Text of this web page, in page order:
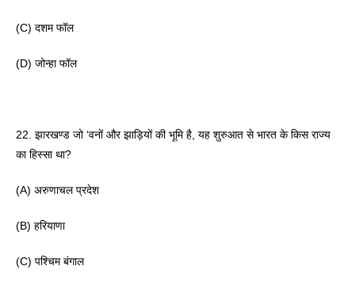
(C) दशम फॉल
(D) जोन्हा फॉल
22. झारखण्ड जो ‘वनों और झाड़ियों की भूमि है, यह शुरुआत से भारत के किस राज्य
का हिस्सा था?
(A) अरुणाचल प्रदेश
(B) हरियाणा
(C) पश्चिम बंगाल